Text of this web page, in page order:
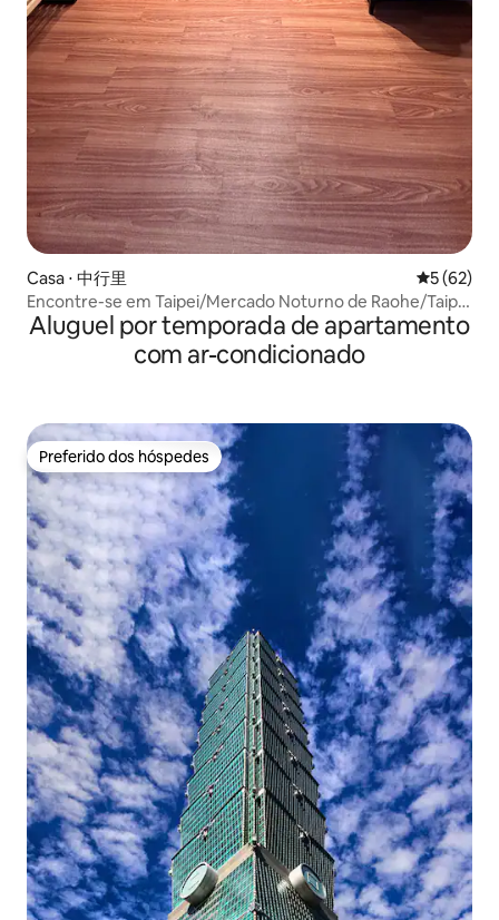
Casa ⋅ 中行里 5 de uma
5 (62)
Encontre-se em Taipei/Mercado Noturno de Raohe/Taipei
101/Estação de Metro MRT 5min/Estacionamento
necessário, por favor, pergunte
Aluguel por temporada de apartamento
com ar-condicionado
Preferido dos hóspedes
Preferido dos hóspedes